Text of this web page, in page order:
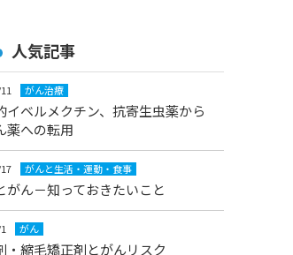
人気記事
がん治療
イベルメクチン、抗寄生虫薬から
薬への転用
がんと生活・運動・食事
がん－知っておきたいこと
がん
・縮毛矯正剤とがんリスク